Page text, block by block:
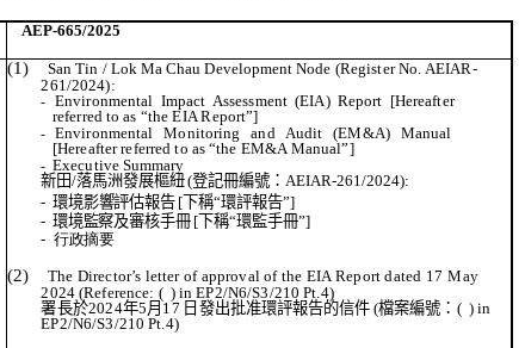
AEP-665/2025
(1) San Tin / Lok Ma Chau Development Node (Register No. AEIAR-
261/2024):
- Environmental Impact Assessment (EIA) Report [Hereafter
referredto as “the EIA Report”]
- Environmental Monitoring and Audit (EM&A)
Manual
[Hereafter referredto as“the EM&A Manual”]
- Executive Summary
新田/落馬洲發展樞紐(登記冊編號：AEIAR-261/2024):
- 環境影響評估報告 [下稱“環評報告”]
- 環境監察及審核手冊 [ 下稱“環監手冊”]
- 行政摘要
(2) The Director’s letter of approval of the EIAReport dated 17 May
2024 (Reference: ( ) in EP2/N6/S3/210 Pt.4)
署長於2024年5月 17 日發出批准環評報告的信件 (檔案編號： ( ) in
EP2/N6/S3/210 Pt.4)